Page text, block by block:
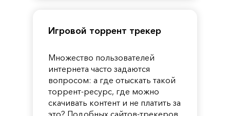
Игровой торрент трекер
Множество пользователей
интернета часто задаются
вопросом: а где отыскать такой
торрент-ресурс, где можно
скачивать контент и не платить за
это? Подобных сайтов-трекеров